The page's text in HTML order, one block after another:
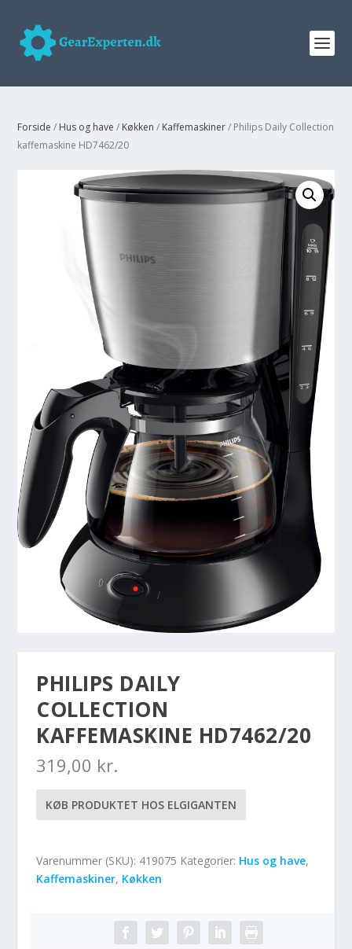
Forside / Hus og have / Køkken / Kaffemaskiner/ Philips Daily Collection
kaffemaskine HD7462/20
PHILIPS DAILY
COLLECTION
KAFFEMASKINE HD7462/20
319,00 kr.
KØB PRODUKTET HOS ELGIGANTEN
Varenummer (SKU): 419075 Kategorier: Hus og have,
Kaffemaskiner, Køkken